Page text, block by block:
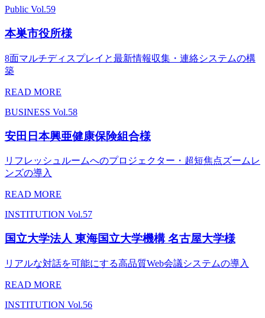
Public Vol.59
本巣市役所様
8面マルチディスプレイと最新情報収集・連絡システムの構
築
READ MORE
BUSINESS Vol.58
安田日本興亜健康保険組合様
リフレッシュルームへのプロジェクター・超短焦点ズームレ
ンズの導入
READ MORE
INSTITUTION Vol.57
国立大学法人 東海国立大学機構 名古屋大学様
リアルな対話を可能にする高品質Web会議システムの導入
READ MORE
INSTITUTION Vol.56